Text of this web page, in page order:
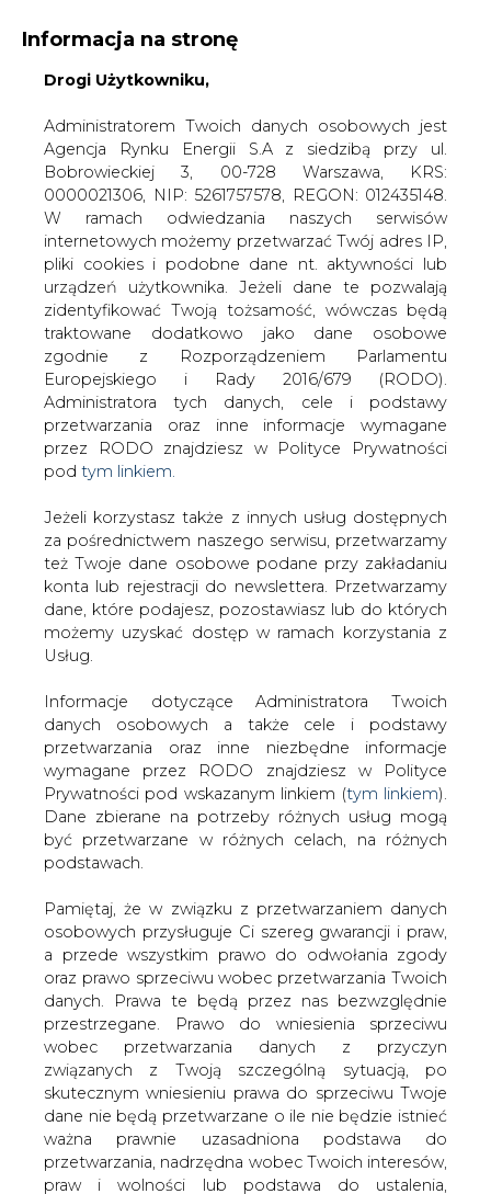
KONTAKT:
WYSOKI KONTRAST WIELKOŚĆ TEKSTU A A
ZALOGUJ SIĘ
WŁĄCZ CIRE.TV
Informacja na stronę
Drogi Użytkowniku,
Administratorem Twoich danych osobowych jest
Agencja Rynku Energii S.A z siedzibą przy ul.
Bobrowieckiej 3, 00-728 Warszawa, KRS:
0000021306, NIP: 5261757578, REGON: 012435148.
W ramach odwiedzania naszych serwisów
internetowych możemy przetwarzać Twój adres IP,
pliki cookies i podobne dane nt. aktywności lub
urządzeń użytkownika. Jeżeli dane te pozwalają
zidentyfikować Twoją tożsamość, wówczas będą
traktowane dodatkowo jako dane osobowe
zgodnie z Rozporządzeniem Parlamentu
Europejskiego i Rady 2016/679 (RODO).
Administratora tych danych, cele i podstawy
przetwarzania oraz inne informacje wymagane
przez RODO znajdziesz w Polityce Prywatności
pod tym linkiem.
Jeżeli korzystasz także z innych usług dostępnych
za pośrednictwem naszego serwisu, przetwarzamy
też Twoje dane osobowe podane przy zakładaniu
konta lub rejestracji do newslettera. Przetwarzamy
dane, które podajesz, pozostawiasz lub do których
możemy uzyskać dostęp w ramach korzystania z
Usług.
Informacje dotyczące Administratora Twoich
danych osobowych a także cele i podstawy
przetwarzania oraz inne niezbędne informacje
wymagane przez RODO znajdziesz w Polityce
Prywatności pod wskazanym linkiem (tym linkiem).
Dane zbierane na potrzeby różnych usług mogą
być przetwarzane w różnych celach, na różnych
podstawach.
Pamiętaj, że w związku z przetwarzaniem danych
osobowych przysługuje Ci szereg gwarancji i praw,
a przede wszystkim prawo do odwołania zgody
oraz prawo sprzeciwu wobec przetwarzania Twoich
danych. Prawa te będą przez nas bezwzględnie
przestrzegane. Prawo do wniesienia sprzeciwu
wobec przetwarzania danych z przyczyn
związanych z Twoją szczególną sytuacją, po
skutecznym wniesieniu prawa do sprzeciwu Twoje
dane nie będą przetwarzane o ile nie będzie istnieć
ważna prawnie uzasadniona podstawa do
przetwarzania, nadrzędna wobec Twoich interesów,
praw i wolności lub podstawa do ustalenia,
NAJNOWSZE NAJCIEKAWSZE WAŻNY TEMAT
i I półrocze 2026 roku